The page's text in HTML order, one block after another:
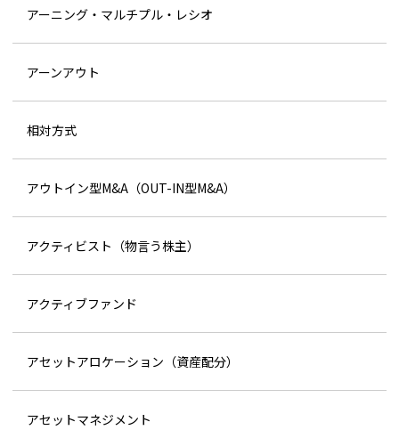
アーニング・マルチプル・レシオ
アーンアウト
相対方式
アウトイン型M&A（OUT-IN型M&A）
アクティビスト（物言う株主）
アクティブファンド
アセットアロケーション（資産配分）
アセットマネジメント